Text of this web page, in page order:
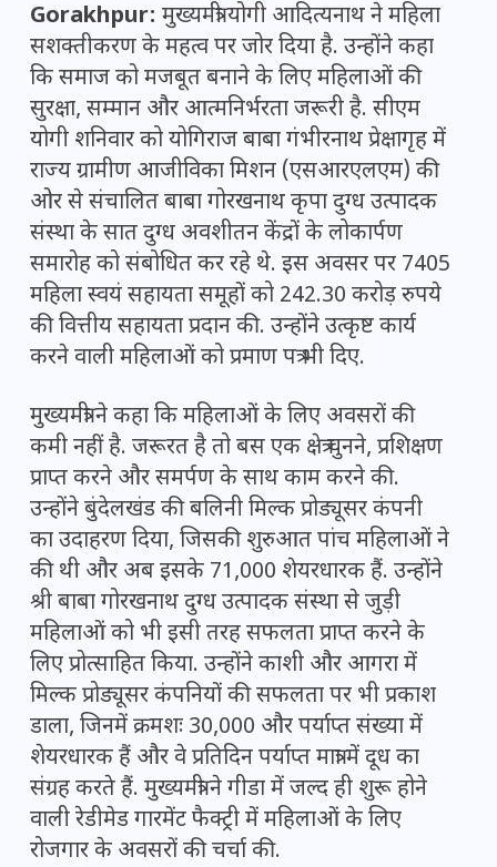
Gorakhpur: मुख्यमंत्री योगी आदित्यनाथ ने महिला
सशक्तीकरण के महत्व पर जोर दिया है. उन्होंने कहा
कि समाज को मजबूत बनाने के लिए महिलाओं की
सुरक्षा, सम्मान और आत्मनिर्भरता जरूरी है. सीएम
योगी शनिवार को योगिराज बाबा गंभीरनाथ प्रेक्षागृह में
राज्य ग्रामीण आजीविका मिशन (एसआरएलएम) की
ओर से संचालित बाबा गोरखनाथ कृपा दुग्ध उत्पादक
संस्था के सात दुग्ध अवशीतन केंद्रों के लोकार्पण
समारोह को संबोधित कर रहे थे. इस अवसर पर 7405
महिला स्वयं सहायता समूहों को 242.30 करोड़ रुपये
की वित्तीय सहायता प्रदान की. उन्होंने उत्कृष्ट कार्य
करने वाली महिलाओं को प्रमाण पत्र भी दिए.
मुख्यमंत्री ने कहा कि महिलाओं के लिए अवसरों की
कमी नहीं है. जरूरत है तो बस एक क्षेत्र चुनने, प्रशिक्षण
प्राप्त करने और समर्पण के साथ काम करने की.
उन्होंने बुंदेलखंड की बलिनी मिल्क प्रोड्यूसर कंपनी
का उदाहरण दिया, जिसकी शुरुआत पांच महिलाओं ने
की थी और अब इसके 71,000 शेयरधारक हैं. उन्होंने
श्री बाबा गोरखनाथ दुग्ध उत्पादक संस्था से जुड़ी
महिलाओं को भी इसी तरह सफलता प्राप्त करने के
लिए प्रोत्साहित किया. उन्होंने काशी और आगरा में
मिल्क प्रोड्यूसर कंपनियों की सफलता पर भी प्रकाश
डाला, जिनमें क्रमशः 30,000 और पर्याप्त संख्या में
शेयरधारक हैं और वे प्रतिदिन पर्याप्त मात्रा में दूध का
संग्रह करते हैं. मुख्यमंत्री ने गीडा में जल्द ही शुरू होने
वाली रेडीमेड गारमेंट फैक्ट्री में महिलाओं के लिए
रोजगार के अवसरों की चर्चा की.